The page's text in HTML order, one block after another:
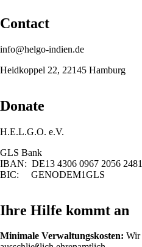
Contact
info@helgo-indien.de
Heidkoppel 22, 22145 Hamburg
Donate
H.E.L.G.O. e.V.
GLS Bank
IBAN: DE13 4306 0967 2056
BIC: GENODEM1GLS
Ihre Hilfe kommt an
Minimale Verwaltungskosten: Wir